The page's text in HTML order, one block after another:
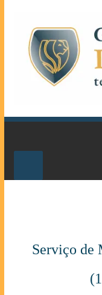
Serviço de